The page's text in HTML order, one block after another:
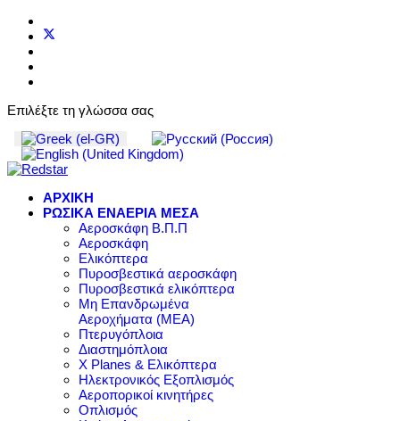
Επιλέξτε τη γλώσσα σας
ΑΡΧΙΚΗ
ΡΩΣΙΚΑ ΕΝΑΕΡΙΑ ΜΕΣΑ
Αεροσκάφη Β.Π.Π
Αεροσκάφη
Ελικόπτερα
Πυροσβεστικά αεροσκάφη
Πυροσβεστικά ελικόπτερα
Μη Επανδρωμένα
Αεροχήματα (ΜΕΑ)
Πτερυγόπλοια
Διαστημόπλοια
X Planes & Ελικόπτερα
Ηλεκτρονικός Εξοπλισμός
Αεροπορικοί κινητήρες
Οπλισμός